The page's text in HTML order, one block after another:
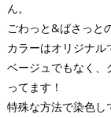
ん。
ごわっと&ばさっと
カラーはオリジナル
ベージュでもなく、
ってます！
特殊な方法で染色し